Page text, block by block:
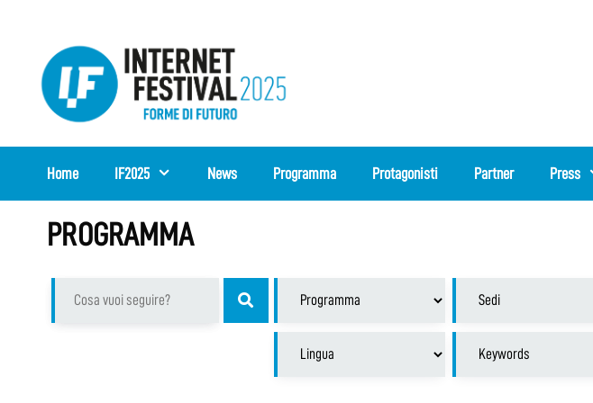
contenuto
Home IF2025 News Programma Protagonisti Partner Press
PROGRAMMA